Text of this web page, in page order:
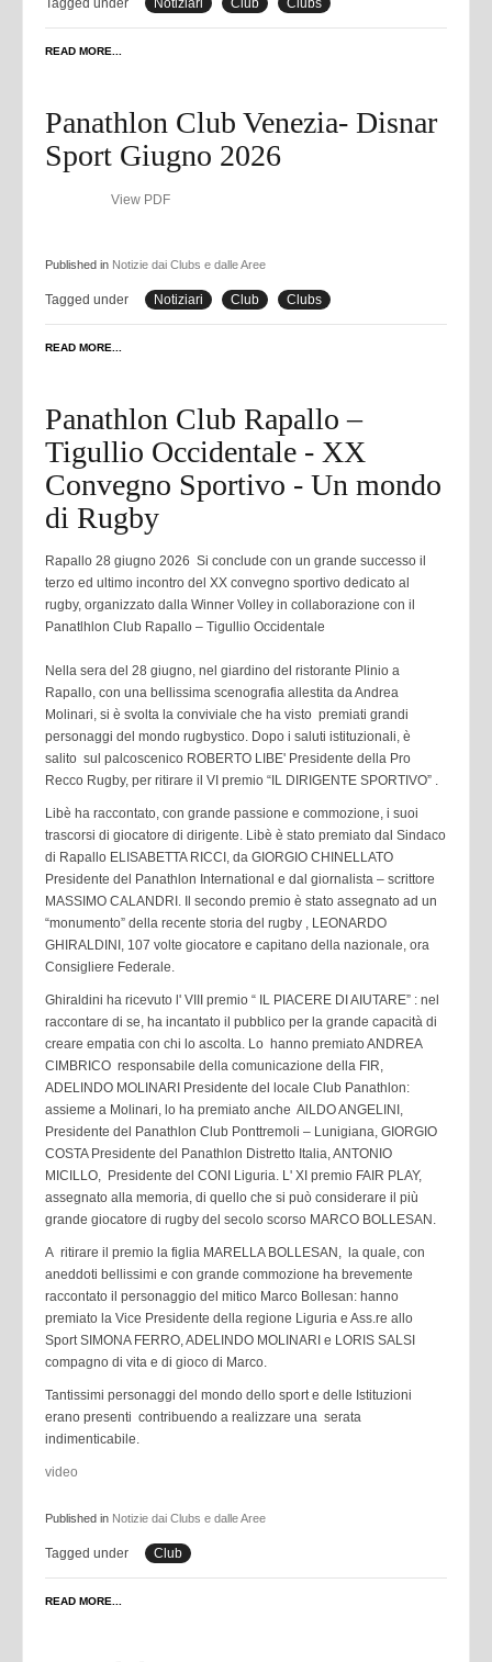
READ MORE...
Panathlon Club Venezia- Disnar
Sport Giugno 2026
View PDF
Published in Notizie dai Clubs e dalle Aree
Tagged under Notiziari Club Clubs
READ MORE...
Panathlon Club Rapallo –
Tigullio Occidentale - XX
Convegno Sportivo - Un mondo
di Rugby
Rapallo 28 giugno 2026 Si conclude con un grande successo il
terzo ed ultimo incontro del XX convegno sportivo dedicato al
rugby, organizzato dalla Winner Volley in collaborazione con il
Panatlhlon Club Rapallo – Tigullio Occidentale
Nella sera del 28 giugno, nel giardino del ristorante Plinio a
Rapallo, con una bellissima scenografia allestita da Andrea
Molinari, si è svolta la conviviale che ha visto premiati grandi
personaggi del mondo rugbystico. Dopo i saluti istituzionali, è
salito sul palcoscenico ROBERTO LIBE' Presidente della Pro
Recco Rugby, per ritirare il VI premio “IL DIRIGENTE SPORTIVO” .
Libè ha raccontato, con grande passione e commozione, i suoi
trascorsi di giocatore di dirigente. Libè è stato premiato dal Sindaco
di Rapallo ELISABETTA RICCI, da GIORGIO CHINELLATO
Presidente del Panathlon International e dal giornalista – scrittore
MASSIMO CALANDRI. Il secondo premio è stato assegnato ad un
“monumento” della recente storia del rugby , LEONARDO
GHIRALDINI, 107 volte giocatore e capitano della nazionale, ora
Consigliere Federale.
Ghiraldini ha ricevuto l' VIII premio “ IL PIACERE DI AIUTARE” : nel
raccontare di se, ha incantato il pubblico per la grande capacità di
creare empatia con chi lo ascolta. Lo hanno premiato ANDREA
CIMBRICO responsabile della comunicazione della FIR,
ADELINDO MOLINARI Presidente del locale Club Panathlon:
assieme a Molinari, lo ha premiato anche AlLDO ANGELINI,
Presidente del Panathlon Club Ponttremoli – Lunigiana, GIORGIO
COSTA Presidente del Panathlon Distretto Italia, ANTONIO
MICILLO, Presidente del CONI Liguria. L' XI premio FAIR PLAY,
assegnato alla memoria, di quello che si può considerare il più
grande giocatore di rugby del secolo scorso MARCO BOLLESAN.
A ritirare il premio la figlia MARELLA BOLLESAN, la quale, con
aneddoti bellissimi e con grande commozione ha brevemente
raccontato il personaggio del mitico Marco Bollesan: hanno
premiato la Vice Presidente della regione Liguria e Ass.re allo
Sport SIMONA FERRO, ADELINDO MOLINARI e LORIS SALSI
compagno di vita e di gioco di Marco.
Tantissimi personaggi del mondo dello sport e delle Istituzioni
erano presenti contribuendo a realizzare una serata
indimenticabile.
video
Published in Notizie dai Clubs e dalle Aree
Tagged under Club
READ MORE...